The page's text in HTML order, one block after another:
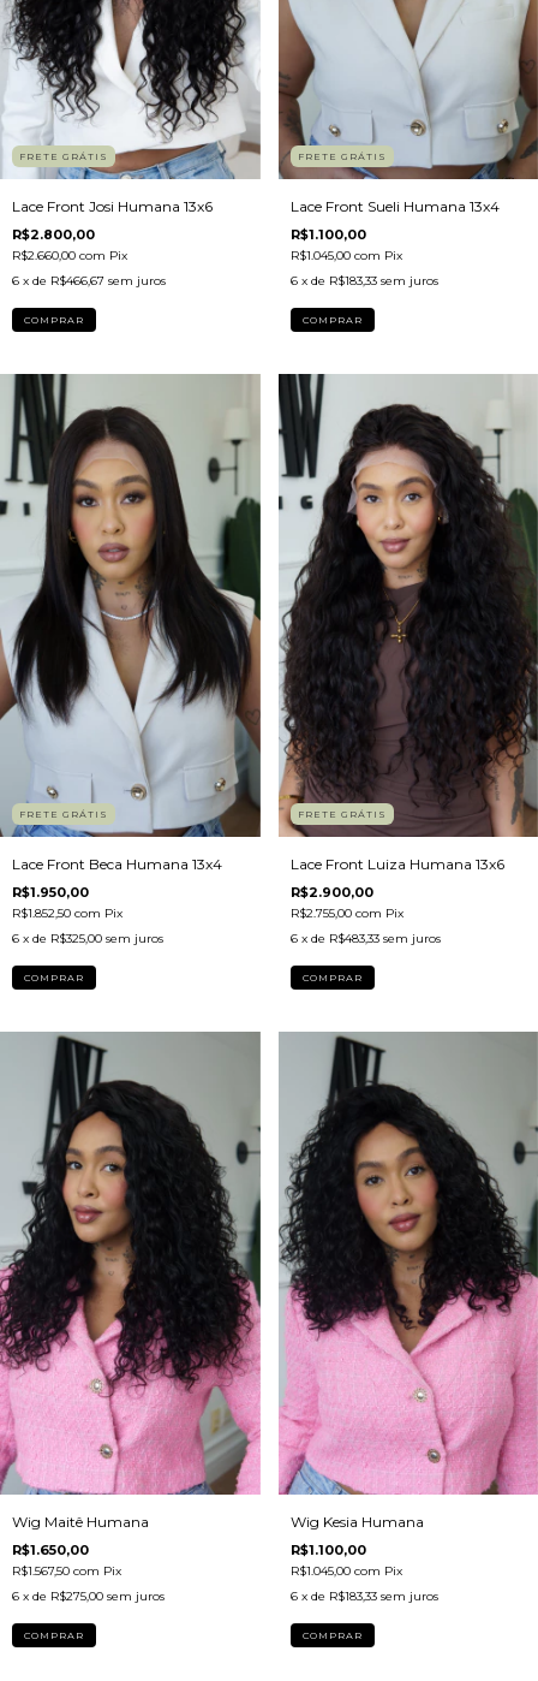
FRETE GRÁTIS
Lace Front Josi Humana 13x6
R$2.800,00
R$2.660,00 com Pix
6 x de R$466,67 sem juros
COMPRAR
FRETE GRÁTIS
Lace Front Sueli Humana 13x4
R$1.100,00
R$1.045,00 com Pix
6 x de R$183,33 sem juros
COMPRAR
FRETE GRÁTIS
Lace Front Beca Humana 13x4
R$1.950,00
R$1.852,50 com Pix
6 x de R$325,00 sem juros
COMPRAR
FRETE GRÁTIS
Lace Front Luiza Humana 13x6
R$2.900,00
R$2.755,00 com Pix
6 x de R$483,33 sem juros
COMPRAR
Wig Maitê Humana
R$1.650,00
R$1.567,50 com Pix
6 x de R$275,00 sem juros
COMPRAR
Wig Kesia Humana
R$1.100,00
R$1.045,00 com Pix
6 x de R$183,33 sem juros
COMPRAR